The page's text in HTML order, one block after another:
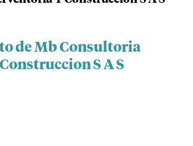
de Mb Consultoria
S A S